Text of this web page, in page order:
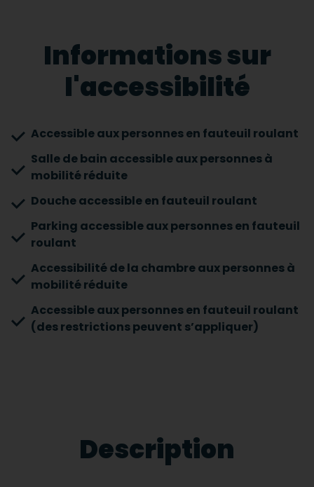
Informations sur
l'accessibilité
Accessible aux personnes en fauteuil roulant
Salle de bain accessible aux personnes à
mobilité réduite
Douche accessible en fauteuil roulant
Parking accessible aux personnes en fauteuil
roulant
Accessibilité de la chambre aux personnes à
mobilité réduite
Accessible aux personnes en fauteuil roulant
(des restrictions peuvent s’appliquer)
Description